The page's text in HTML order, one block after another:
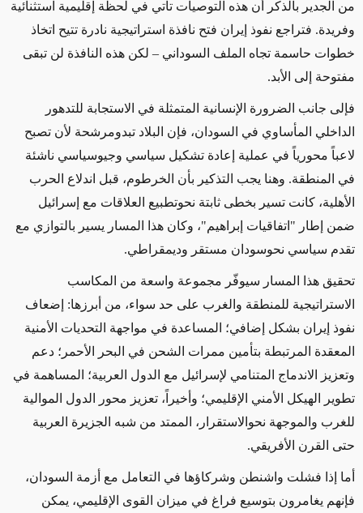
من الجدير بالذكر أن هذه التوصيات تأتي في لحظة إقليمية استثنائية
وفريدة. فتراجع نفوذ إيران فتح نافذة استراتيجية نادرة تتيح اتخاذ
خطوات حاسمة تجاه الملف السوداني – لكن هذه النافذة لن تبقى
مفتوحة إلى الأبد.
فإلى جانب الضرورة الإنسانية المتمثلة في الاستجابة للتدهور
الداخلي المأساوي في السودان، فإن البلاد تبدومرشحة لأن تصبح
لاعباً محورياً في عملية إعادة تشكيل سياسي وجيوسياسي ناشئة
في المنطقة. وهنا يجب التذكير بأن الخرطوم، قبل اندلاع الحرب
الأهلية، كانت تسير بخطى ثابتة نحوتطبيع العلاقات مع إسرائيل
ضمن إطار "اتفاقيات إبراهيم"، وكان هذا المسار يسير بالتوازي مع
تقدم سياسي نحوسودان مستقر وديمقراطي.
تحقيق هذا المسار سيوفّر مجموعة واسعة من المكاسب
الاستراتيجية للمنطقة والغرب على حد سواء، من أبرزها: إضعاف
نفوذ إيران بشكل إضافي؛ المساعدة في مواجهة التحديات الأمنية
المعقدة المرتبطة بتأمين ممرات الشحن في البحر الأحمر؛ دعم
وتعزيز الاندماج المتنامي لإسرائيل مع الدول العربية؛ المساهمة في
تطوير الهيكل الأمني الإقليمي؛ وأخيراً، تعزيز محور الدول الموالية
للغرب والموجهة نحوالاستقرار، الممتد من شبه الجزيرة العربية
حتى القرن الأفريقي.
أما إذا فشلت واشنطن وشركاؤها في التعامل مع أزمة السودان،
فإنهم يغامرون بتوسيع فراغ في ميزان القوى الإقليمي، يمكن